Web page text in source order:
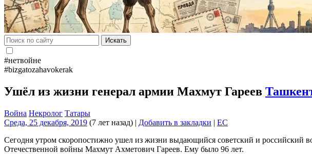
Искать
#нетвойне
#bizgatozahavokerak
Ушёл из жизни генерал армии Махмут Гареев
Война Некролог Татары
Среда, 25 декабря, 2019 (7 лет назад) | Добавить в закладки | EC
Сегодня утром скоропостижно ушел из жизни выдающийся советский и российский
Отечественной войны Махмут Ахметович Гареев. Ему было 96 лет.